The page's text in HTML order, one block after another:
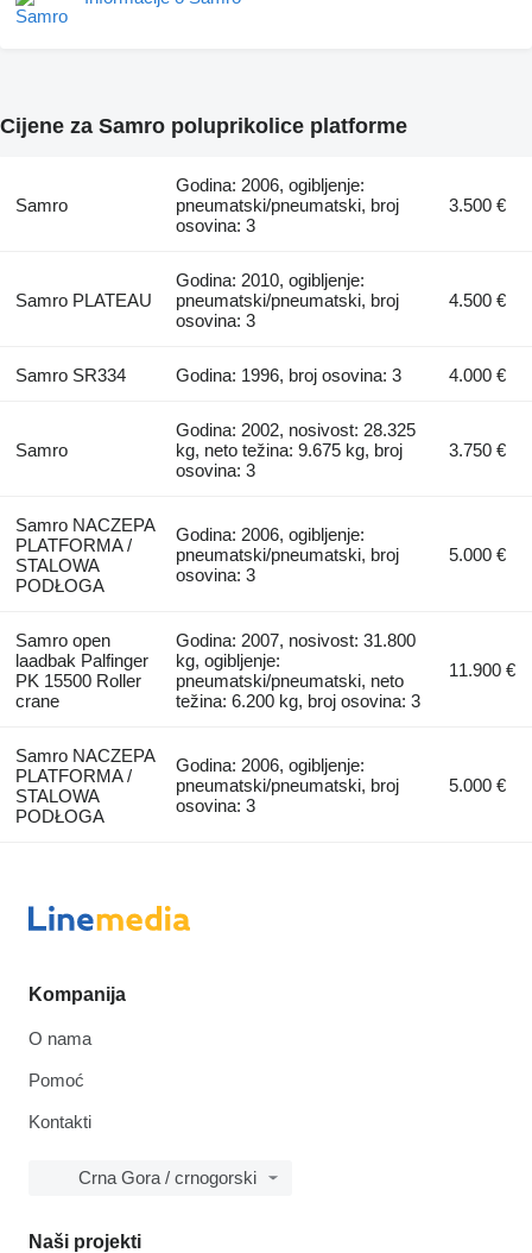
Cijene za Samro poluprikolice platforme
Samro
Godina: 2006, ogibljenje:
pneumatski/pneumatski, broj
osovina: 3
3.500 €
Samro PLATEAU
Godina: 2010, ogibljenje:
pneumatski/pneumatski, broj
osovina: 3
4.500 €
Samro SR334 Godina: 1996, broj osovina: 3 4.000 €
Samro
Godina: 2002, nosivost: 28.325
kg, neto težina: 9.675 kg, broj
osovina: 3
3.750 €
Samro NACZEPA
PLATFORMA /
STALOWA
PODŁOGA
Godina: 2006, ogibljenje:
pneumatski/pneumatski, broj
osovina: 3
5.000 €
Samro open
laadbak Palfinger
PK 15500 Roller
crane
Godina: 2007, nosivost: 31.800
kg, ogibljenje:
pneumatski/pneumatski, neto
težina: 6.200 kg, broj osovina: 3
11.900 €
Samro NACZEPA
PLATFORMA /
STALOWA
PODŁOGA
Godina: 2006, ogibljenje:
pneumatski/pneumatski, broj
osovina: 3
5.000 €
Kompanija
O nama
Pomoć
Kontakti
Crna Gora / crnogorski
Naši projekti